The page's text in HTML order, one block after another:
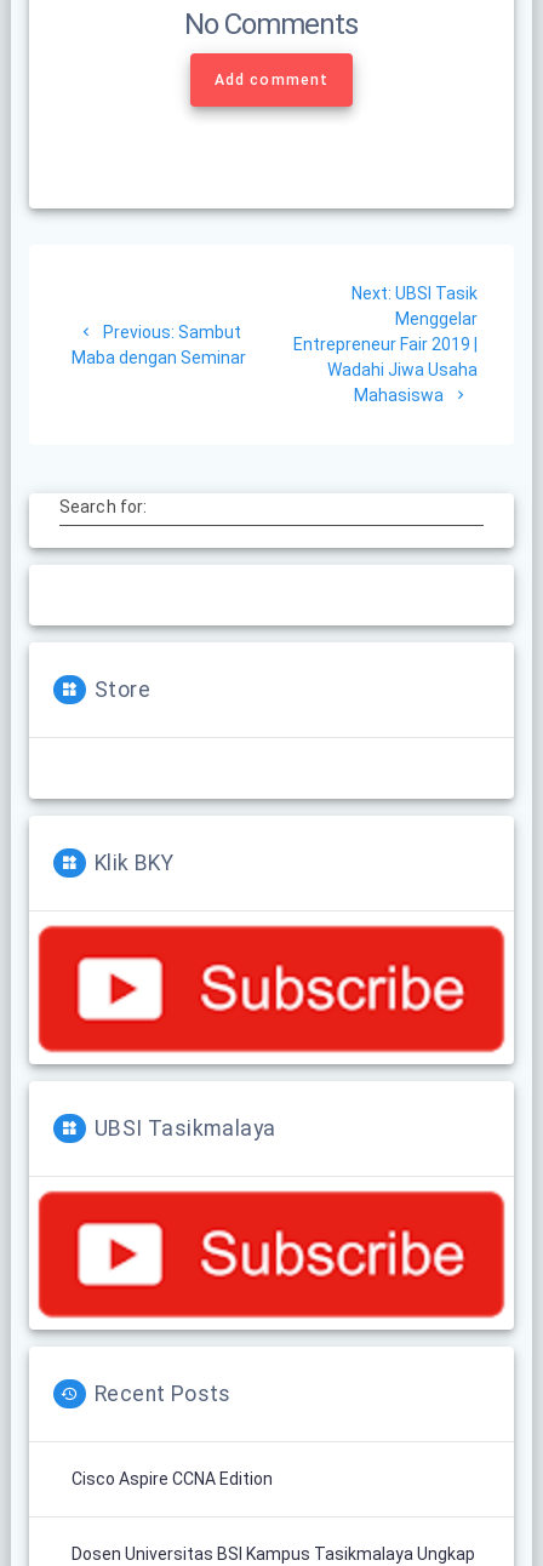
No Comments
Add comment
navigation
Previous: Previous
post:
Sambut
Maba dengan Seminar
Next: Next
post:
UBSI Tasik
Menggelar
Entrepreneur Fair 2019 |
Wadahi Jiwa Usaha
Mahasiswa
Search for:
Store
Klik BKY
UBSI Tasikmalaya
Recent Posts
Cisco Aspire CCNA Edition
Dosen Universitas BSI Kampus Tasikmalaya Ungkap